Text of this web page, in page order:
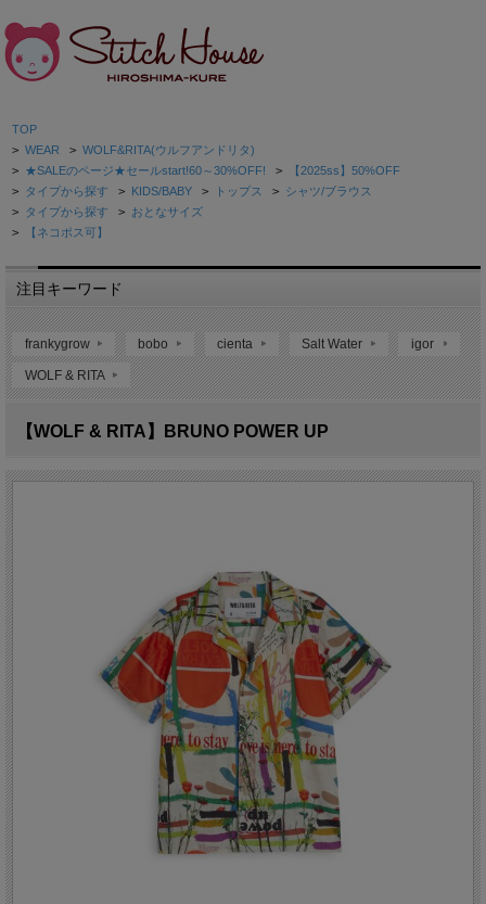
TOP
> WEAR > WOLF&RITA(ウルフアンドリタ)
> ★SALEのページ★セールstart!60～30%OFF! > 【2025ss】50%OFF
> タイプから探す > KIDS/BABY > トップス > シャツ/ブラウス
> タイプから探す > おとなサイズ
> 【ネコポス可】
注目キーワード
frankygrow bobo cienta Salt Water igor
WOLF & RITA
【WOLF & RITA】BRUNO POWER UP